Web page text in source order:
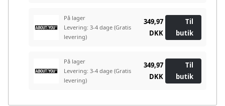
På lager
Levering: 3-4 dage (Gratis
levering)
349,97
DKK
Til
butik
På lager
Levering: 3-4 dage (Gratis
levering)
349,97
DKK
Til
butik